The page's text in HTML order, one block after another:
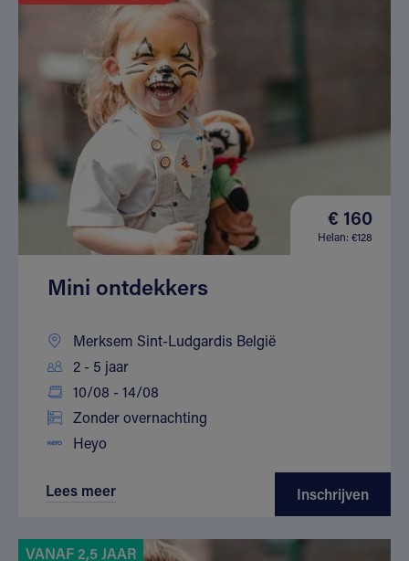
€ 160
Helan: €128
Mini ontdekkers
Merksem Sint-Ludgardis België
2 - 5 jaar
10/08 - 14/08
Zonder overnachting
Heyo
Lees meer Inschrijven
VANAF 2,5 JAAR